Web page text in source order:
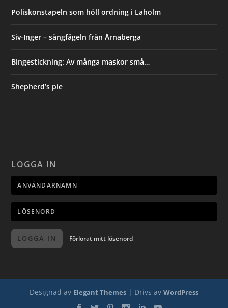
Poliskonstapeln som höll ordning i Laholm
Siv-Inger – sångfågeln från Årnaberga
Bingestickning: Av många maskor små…
Shepherd’s pie
LOGGA IN
LOGGA IN Förlorat mitt lösenord
Designad av Elegant Themes | Drivs av WordPress